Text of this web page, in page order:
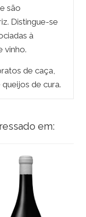
são
Distingue-se
à
vinho.
de caça,
de cura.
em: